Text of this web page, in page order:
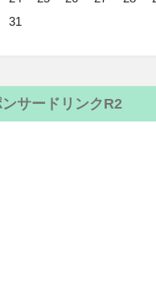
31
ンサードリンクR2